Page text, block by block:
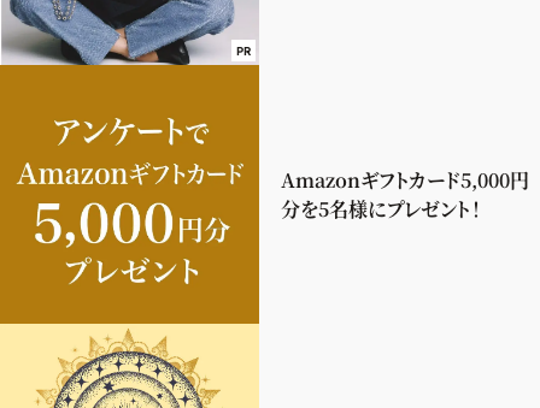
PR
Amazonギフトカード5,000円
分を5名様にプレゼント！